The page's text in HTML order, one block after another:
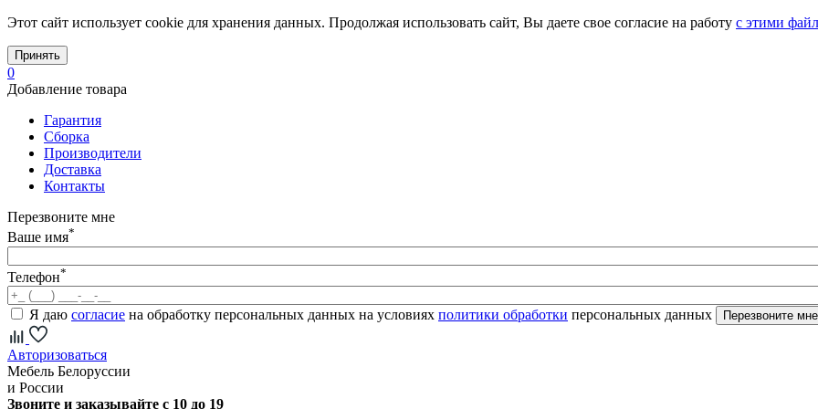
Этот сайт использует cookie для хранения данных. Продолжая использовать сайт, Вы даете свое согласие на работу с этими
Принять
0
Добавление товара
Гарантия
Сборка
Производители
Доставка
Контакты
Перезвоните мне
Ваше имя*
Телефон*
Я даю согласие на обработку персональных данных на условиях политики обработки персональных данных
Авторизоваться
Мебель Белоруссии
и России
Звоните и заказывайте с 10 до 19